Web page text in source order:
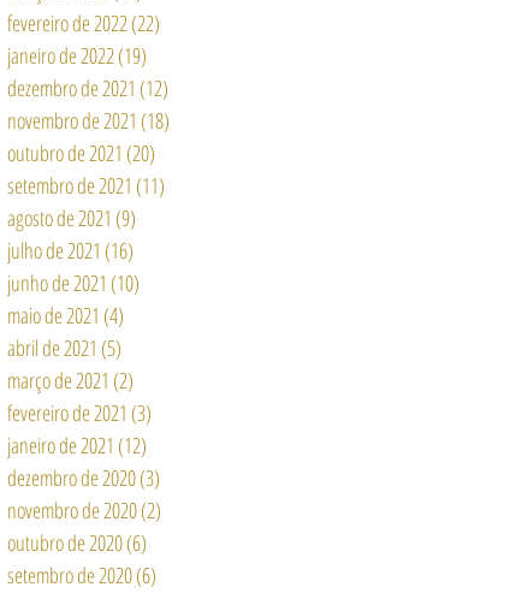
fevereiro de 2022 (22)
janeiro de 2022 (19)
dezembro de 2021 (12)
novembro de 2021 (18)
outubro de 2021 (20)
setembro de 2021 (11)
agosto de 2021 (9)
julho de 2021 (16)
junho de 2021 (10)
maio de 2021 (4)
abril de 2021 (5)
março de 2021 (2)
fevereiro de 2021 (3)
janeiro de 2021 (12)
dezembro de 2020(3)
novembro de 2020(2)
outubro de 2020(6)
setembro de 2020(6)